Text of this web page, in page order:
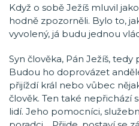
Když o sobě Ježíš mluvil
hodně zpozorněli. Bylo to,
vyvolený, já budu jednou
Syn člověka, Pán Ježíš, tedy
Budou ho doprovázet
přijíždí král nebo vůbec
člověk. Ten také nepřichází
lidí. Jeho pomocníci,